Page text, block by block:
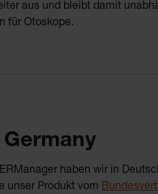
aus und bleibt damit
für Otoskope.
haben wir in
unser Produkt vom